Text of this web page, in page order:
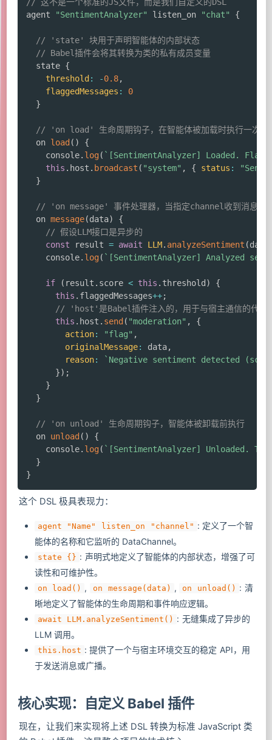
agent
"SentimentAnalyzer" listen_on "chat" {
// 'state' 块用于声明智能体的内部状态
// Babel插件会将其转换为类的私有成员变量
  state
{
threshold : -0.8,
flaggedMessages :
0
}
// 'on load' 生命周期钩子，在智能体被加载时执行一次
  on
load ( )
{
    console
. log( ` [SentimentAnalyzer] Loaded.
this . host . broadcast ( "system" , { status :
}
// 'on message' 事件处理器，当指定channel收到消息时
  on
message(data)
{
// 假设LLM接口是异步的
const result = await LLM. analyzeSentiment (data
    console
. log( ` [SentimentAnalyzer] Analyzed
if ( result . score < this . threshold )
{
this . flaggedMessages++;
// 'host'是Babel插件注入的，用于与宿主通信的代理
this . host . send ( "moderation" ,
{
action: "flag" ,
originalMessage: data,
reason: ` Negative sentiment detected
}) ;
}
}
// 'on unload' 生命周期钩子，智能体被卸载前执行
  on
unload ( )
{
    console
. log( ` [SentimentAnalyzer] Unloaded.
}
}
这个 DSL 极具表现力：
agent "Name" listen_on "channel" : 定义了一个智
能体的名称和它监听的 DataChannel。
state {} : 声明式地定义了智能体的内部状态，增强了可
读性和可维护性。
on load() , on message(data) , on unload() : 清
晰地定义了智能体的生命周期和事件响应逻辑。
await LLM.analyzeSentiment() : 无缝集成了异步的
LLM 调用。
this.host : 提供了一个与宿主环境交互的稳定 API，用
于发送消息或广播。
核心实现：自定义 Babel 插件
现在，让我们来实现将上述 DSL 转换为标准 JavaScript 类